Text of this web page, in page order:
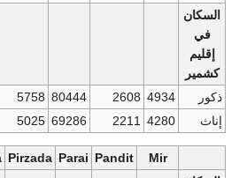
61512
31327
10010
2165
18017
2227
51418
25957
8154
1648
15672
1679
Rather
Rishi
Syed
Shah
Sheikh